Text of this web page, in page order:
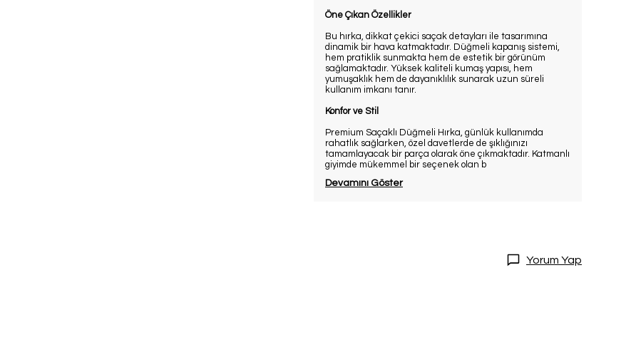
Öne Çıkan Özellikler
Bu hırka, dikkat çekici saçak detayları ile tasarımına
dinamik bir hava katmaktadır. Düğmeli kapanış sistemi,
hem pratiklik sunmakta hem de estetik bir görünüm
sağlamaktadır. Yüksek kaliteli kumaş yapısı, hem
yumuşaklık hem de dayanıklılık sunarak uzun süreli
kullanım imkanı tanır.
Konfor ve Stil
Premium Saçaklı Düğmeli Hırka, günlük kullanımda
rahatlık sağlarken, özel davetlerde de şıklığınızı
tamamlayacak bir parça olarak öne çıkmaktadır. Katmanlı
giyimde mükemmel bir seçenek olan b
Devamını Göster
Yorum Yap